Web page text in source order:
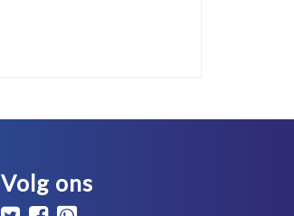
Volg ons